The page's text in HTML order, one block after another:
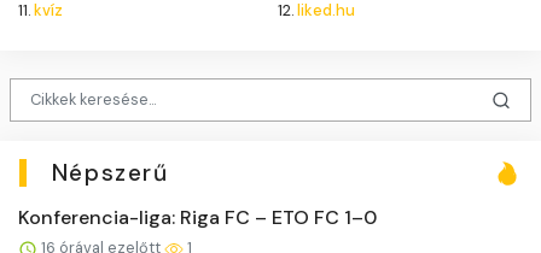
11.kvíz 12.liked.hu
Népszerű
Konferencia-liga: Riga FC – ETO FC 1–0
16 órával ezelőtt 1